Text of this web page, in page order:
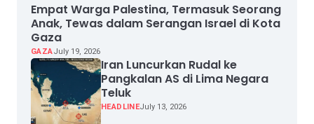
Empat Warga Palestina, Termasuk Seorang
Anak, Tewas dalam Serangan Israel di Kota
Gaza
GAZAJuly 19, 2026
Iran Luncurkan Rudal ke
Pangkalan AS di Lima Negara
Teluk
HEADLINEJuly 13, 2026